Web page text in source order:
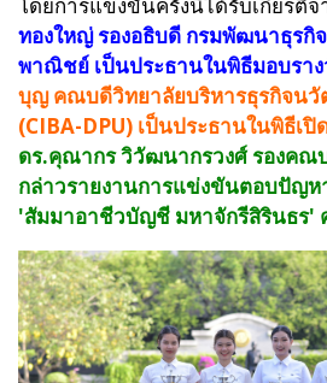
ทองใหญ่ รองอธิบดี กรมพัฒนาธุรกิ
พาณิชย์ เป็นประธานในพิธีมอบรา
บุญ คณบดีวิทยาลัยบริหารธุรกิจนวั
(CIBA-DPU) เป็นประธานในพิธีเปิ
ดร.คุณากร วิวัฒนากรวงศ์ รองคณ
กล่าวรายงานการแข่งขันตอบปัญ
'สัมมาอาชีวบัญชี มหาจักรีสิรินธร'